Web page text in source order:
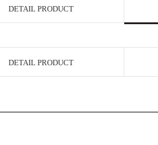
DETAIL PRODUCT
DETAIL PRODUCT